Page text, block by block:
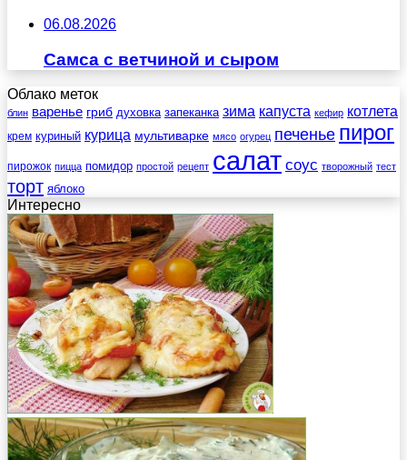
06.08.2026
Самса с ветчиной и сыром
Облако меток
блин варенье гриб духовка запеканка зима капуста кефир котлета
крем куриный курица мультиварке мясо огурец печенье пирог
пирожок пицца помидор простой рецепт салат соус творожный тест
торт яблоко
Интересно